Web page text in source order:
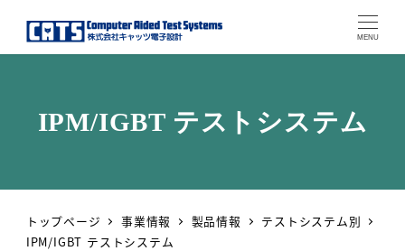
MENU
IPM/IGBT テストシステム
トップページ 事業情報 製品情報
テストシステム別
IPM/IGBT テストシステム